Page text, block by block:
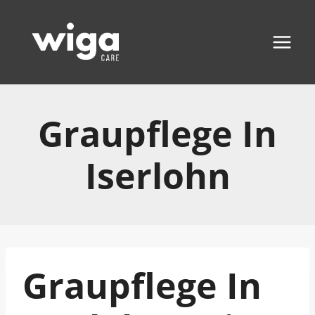
Inhalt
springen
Graupflege In
Iserlohn
Graupflege In